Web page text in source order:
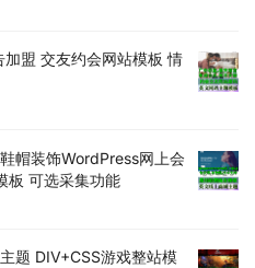
盟 交友约会网站模板 情
帽装饰WordPress网上会
板 可选采集功能
题 DIV+CSS游戏整站模